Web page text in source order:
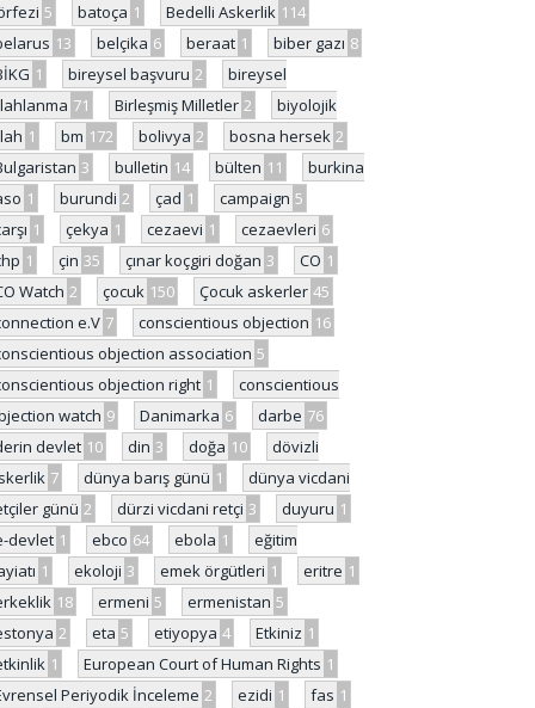
5 batoça 1 Bedelli Askerlik 114
13 belçika 6 beraat 1 biber gazı 8
1 bireysel başvuru 2
bireysel
71 Birleşmiş Milletler 2
biyolojik
1 bm 172 bolivya 2 bosna hersek 2
3 bulletin 14 bülten 11
burkina
1 burundi 2 çad 1 campaign 5
1 çekya 1 cezaevi 1 cezaevleri 6
1 çin 35 çınar koçgiri doğan 3 CO 1
Watch 2 çocuk 150 Çocuk askerler 45
e.V 7 conscientious objection 16
objection association 5
objection right 1
conscientious
watch 9 Danimarka 6 darbe 76
devlet 10 din 3 doğa 10
dövizli
7 dünya barış günü 1
dünya vicdani
günü 2 dürzi vicdani retçi 3 duyuru 1
devlet 1 ebco 64 ebola 1
eğitim
1 ekoloji 3 emek örgütleri 1 eritre 1
18 ermeni 5 ermenistan 5
2 eta 5 etiyopya 4 Etkiniz 1
1 European Court of Human Rights 1
Periyodik İnceleme 2 ezidi 1 fas 1